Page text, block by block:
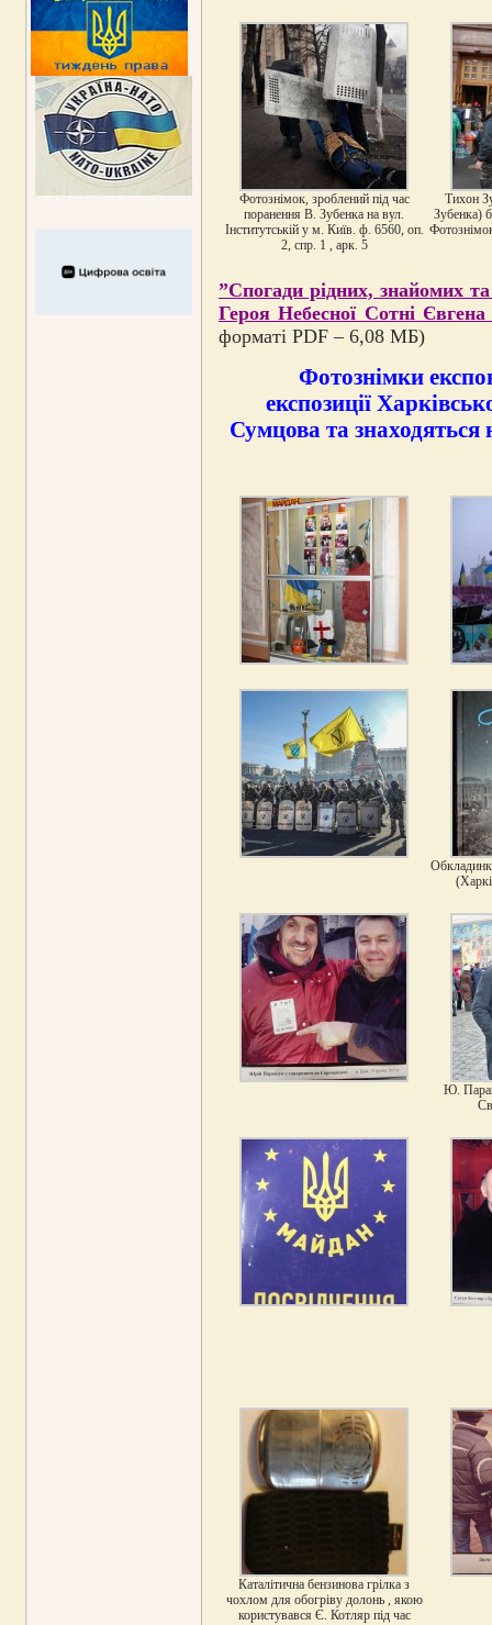
Фотознімок, зроблений під час
поранення В. Зубенка на вул.
Інститутській у м. Київ. ф. 6560, оп.
2, спр. 1 , арк. 5
Тихон
Зубенка)
”Спогади рідних, знайомих
Героя Небесної Сотні
форматі PDF – 6,08 МБ)
Фотознімки
експозиції
Сумцова та знаходяться
Ю.
Каталітична бензинова грілка з
чохлом для обогріву долонь , якою
користувався Є. Котляр під час